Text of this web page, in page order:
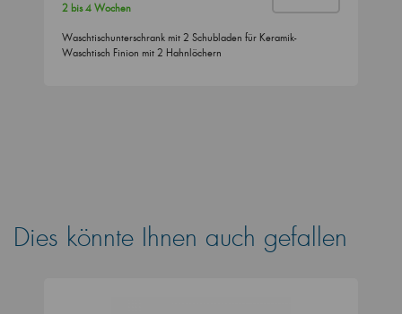
2 bis 4 Wochen
Waschtischunterschrank mit 2 Schubladen für Keramik-
Waschtisch Finion mit 2 Hahnlöchern
Dies könnte Ihnen auch gefallen